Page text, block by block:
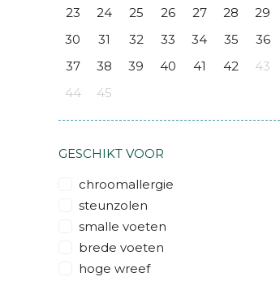
23
24 25 26 27 28
29
30
31 32 33 34 35
36
37
38 39 40 41 42
43
44
45
GESCHIKT VOOR
chroomallergie
steunzolen
smalle voeten
brede voeten
hoge wreef